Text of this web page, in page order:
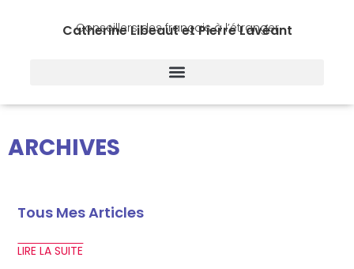
Catherine Libeaut et Pierre Lavéant
Conseillers des français à l’étranger
ARCHIVES
Tous Mes Articles
LIRE LA SUITE